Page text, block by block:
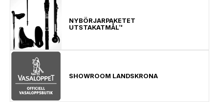
NYBÖRJARPAKETET
UTSTAKATMÅL™
SHOWROOM LANDSKRONA